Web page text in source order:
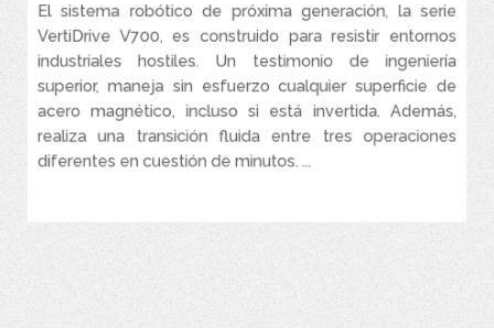
El sistema robótico de próxima generación, la serie
VertiDrive V700, es construido para resistir entornos
industriales hostiles. Un testimonio de ingeniería
superior, maneja sin esfuerzo cualquier superficie de
acero magnético, incluso si está invertida. Además,
realiza una transición fluida entre tres operaciones
diferentes en cuestión de minutos. ...
Limpia superficies horizontales y verticales con facilidad.
Admite hasta 3 boquillas simultáneamente y cada boquilla es
hasta un 30% más rápida que el mejor granallado manual.
Este equipo multifuncional permite instalar hasta 3 boquillas
intercambiables para granallado seco (eliminación de capas
gruesas), granallado húmedo (acabado fino) y waterjetting
(hidrolavadora) (limpieza profun ...